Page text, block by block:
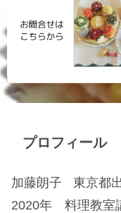
プロフィール
加藤朗子
東京都
2020年 料理教室